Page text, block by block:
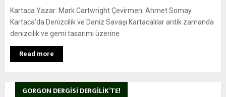
Kartaca Yazar: Mark Cartwright Çevirmen: Ahmet Somay
Kartaca’da Denizcilik ve Deniz Savaşı Kartacalılar antik zamanda
denizcilik ve gemi tasarımı üzerine
Read more
GORGON DERGISI DERGILIK’TE!